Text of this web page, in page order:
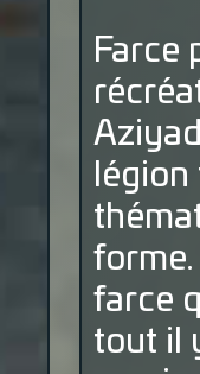
Farce
farce
tout il